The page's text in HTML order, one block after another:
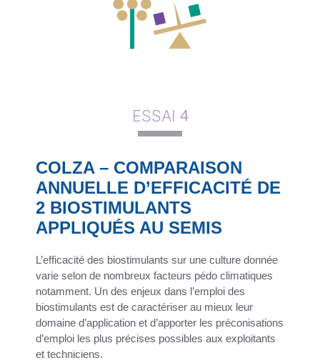
ESSAI 4
COLZA – COMPARAISON
ANNUELLE D’EFFICACITÉ DE
2 BIOSTIMULANTS
APPLIQUÉS AU SEMIS
L’efficacité des biostimulants sur une culture donnée
varie selon de nombreux facteurs pédo climatiques
notamment. Un des enjeux dans l’emploi des
biostimulants est de caractériser au mieux leur
domaine d’application et d’apporter les préconisations
d’emploi les plus précises possibles aux exploitants
et techniciens.